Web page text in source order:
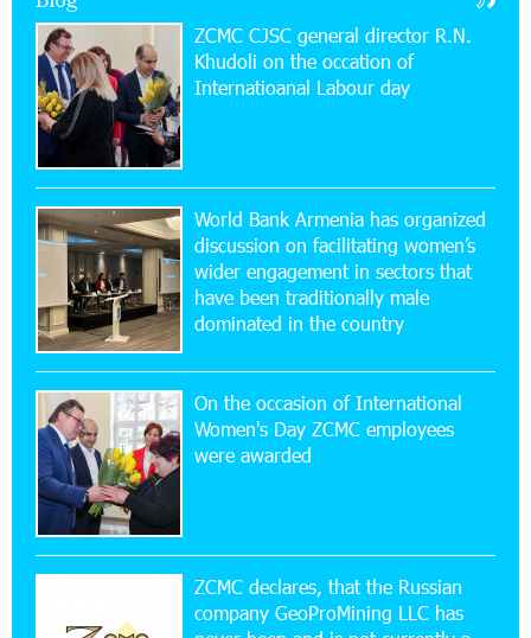
17:52:52 20-07-2026
CashIn Services at AraratBank ATMs: Fast,
Simple, and Secure
Ucom Sales and Service Center Reopens at 3/47
Yerevanyan Street in Yeghvard
15:47:47 17-07-2026
Up to 25% idcoin when purchasing Flyone flight
tickets: Idram&IDBank
15:10:21 17-07-2026
Converse Bank Named Armenia’s Best Digital
Bank for Consumers by Euromoney
School Students Build Cybersecurity Skills
ZCMC CJSC general director R.N.
Khudoli on the օccation of
Internatioanal Labour day
World Bank Armenia has organized
discussion on facilitating women’s
wider engagement in sectors that
have been traditionally male
dominated in the country
On the occasion of International
Women's Day ZCMC employees
were awarded
ZCMC declares, that the Russian
company GeoProMining LLC has